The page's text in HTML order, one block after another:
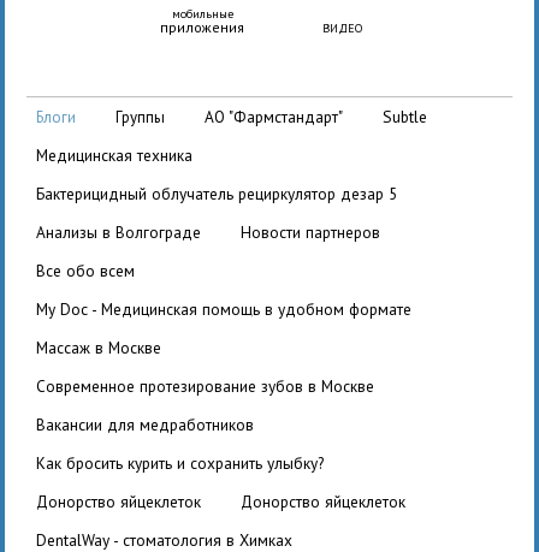
мобильные
приложения ВИДЕО
блоги группы АО "Фармстандарт"
Subtle
медицинская техника
бактерицидный облучатель рециркулятор дезар 5
Анализы в Волгограде
Новости партнеров
Все обо всем
My Doc - Медицинская помощь в удобном формате
Массаж в Москве
Современное протезирование зубов в Москве
вакансии для медработников
Как бросить курить и сохранить улыбку?
Донорство яйцеклеток
Донорство яйцеклеток
DentalWay - стоматология в Химках